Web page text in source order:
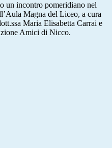
un incontro pomeridiano nel
Magna del Liceo, a cura
Maria Elisabetta Carrai e
Amici di Nicco.